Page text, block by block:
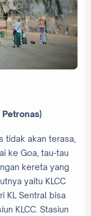
Petronas)
tidak akan terasa,
ke Goa, tau-tau
kereta yang
yaitu KLCC
KL Sentral bisa
KLCC. Stasiun